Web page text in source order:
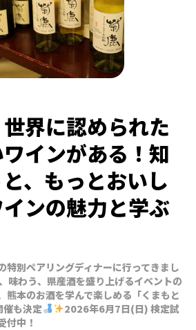
界に認められた
インがある！知
、もっとおいし
ンの魅力と学ぶ
別ペアリングディナーに行ってきまし
味わう、県産酒を盛り上げるイベントの
熊本のお酒を学んで楽しめる「くまもと
も決定
2026年6月7日(日) 検定試
付中！